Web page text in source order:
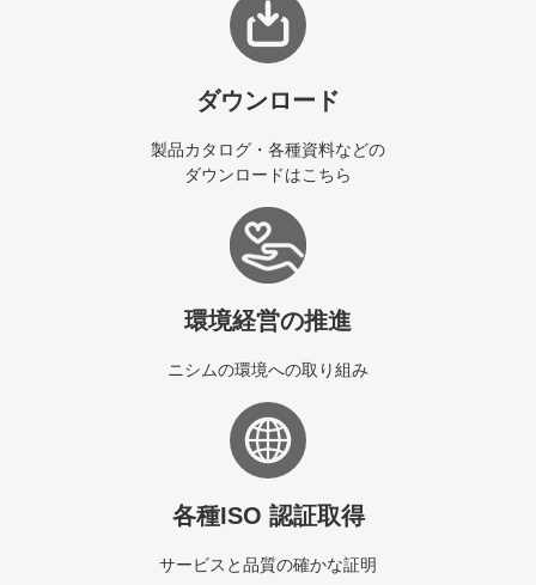
ダウンロード
製品カタログ・各種資料などの
ダウンロードはこちら
環境経営の推進
ニシムの環境への取り組み
各種ISO 認証取得
サービスと品質の確かな証明